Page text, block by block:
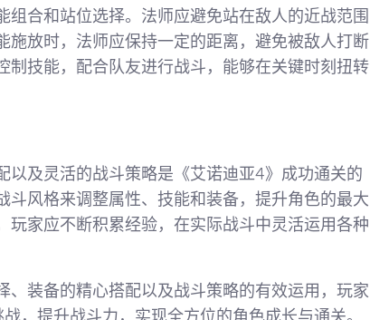
合和站位选择。法师应避免站在敌人的近战范围
施放时，法师应保持一定的距离，避免被敌人打断
制技能，配合队友进行战斗，能够在关键时刻扭转
以及灵活的战斗策略是《艾诺迪亚4》成功通关的
斗风格来调整属性、技能和装备，提升角色的最大
玩家应不断积累经验，在实际战斗中灵活运用各种
、装备的精心搭配以及战斗策略的有效运用，玩家